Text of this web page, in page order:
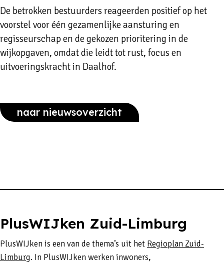
De betrokken bestuurders reageerden positief op het
voorstel voor één gezamenlijke aansturing en
regisseurschap en de gekozen prioritering in de
wijkopgaven, omdat die leidt tot rust, focus en
uitvoeringskracht in Daalhof.
naar nieuwsoverzicht
PlusWIJken Zuid-Limburg
PlusWIJken is een van de thema’s uit het Regioplan Zuid-
Limburg. In PlusWIJken werken inwoners,